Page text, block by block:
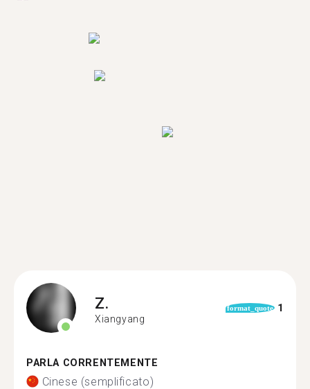
Z.
Xiangyang
format_quote 1
PARLA CORRENTEMENTE
Cinese (semplificato)